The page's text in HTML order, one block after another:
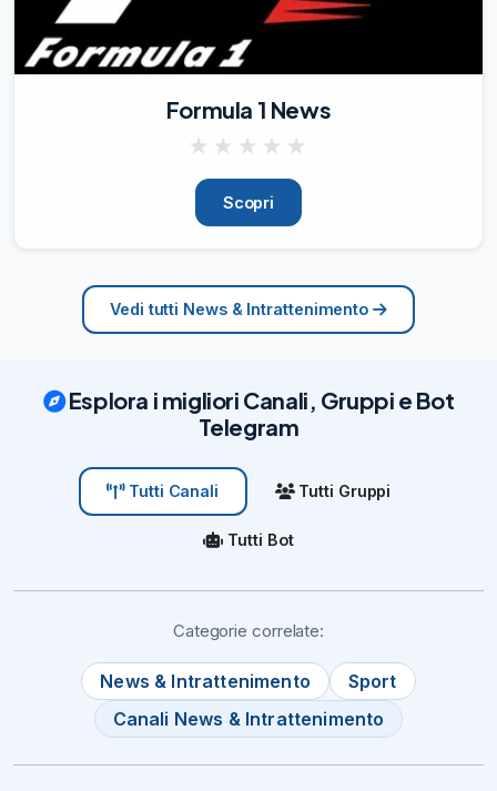
. Sarà un agosto caldo in casa
bianconera.
Fonte:
@JuventusPassion
Formula 1 News
★ ★ ★ ★ ★
Scopri
Vedi tutti News & Intrattenimento
Esplora i migliori Canali, Gruppi e Bot
Telegram
Tutti Canali Tutti Gruppi
Tutti Bot
Categorie correlate:
News & Intrattenimento
Sport
Canali News & Intrattenimento